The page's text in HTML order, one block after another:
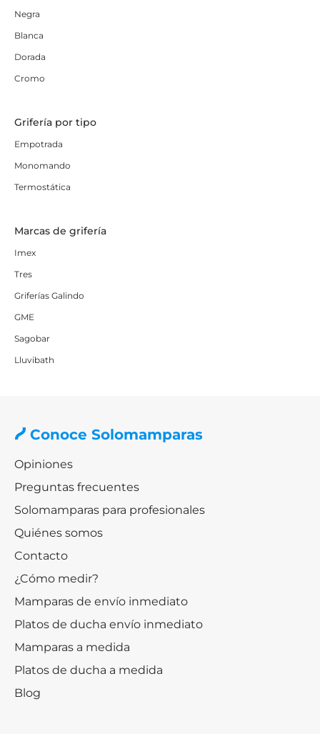
Negra
Blanca
Dorada
Cromo
Grifería por tipo
Empotrada
Monomando
Termostática
Marcas de grifería
Imex
Tres
Griferías Galindo
GME
Sagobar
Lluvibath
Conoce Solomamparas
Opiniones
Preguntas frecuentes
Solomamparas para profesionales
Quiénes somos
Contacto
¿Cómo medir?
Mamparas de envío inmediato
Platos de ducha envío inmediato
Mamparas a medida
Platos de ducha a medida
Blog